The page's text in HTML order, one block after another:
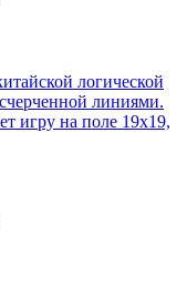
логической
линиями.
игру на поле 19х19,